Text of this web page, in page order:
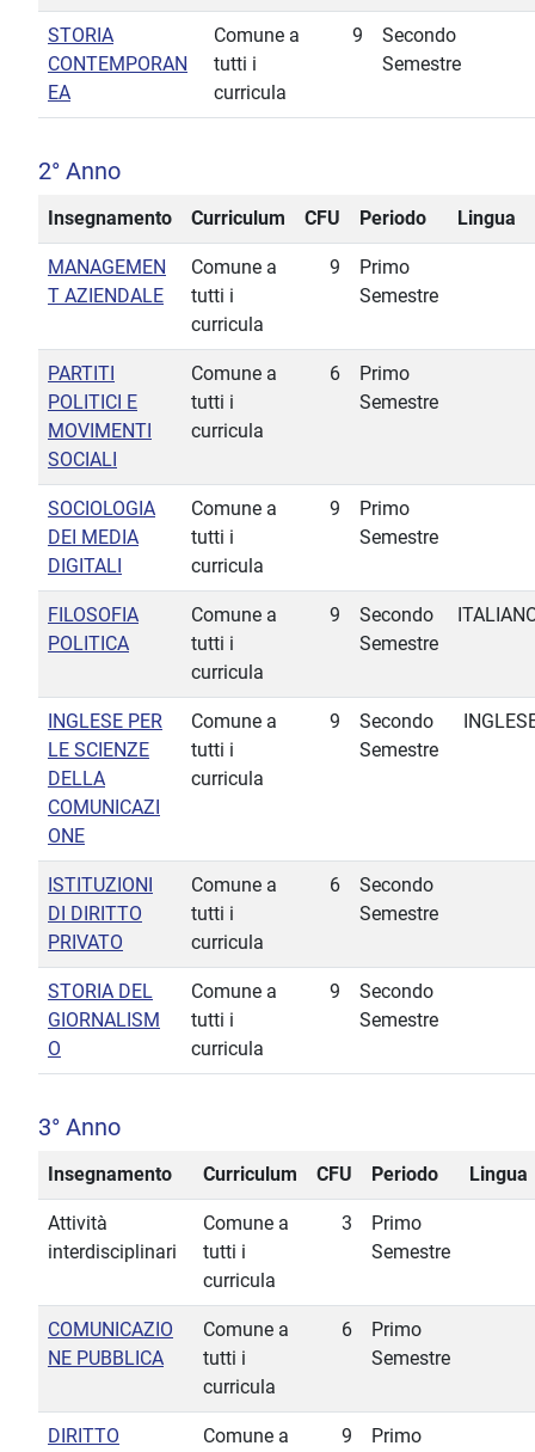
STORIA
CONTEMPORAN
EA
Comune a
tutti i
curricula
9
Secondo
Semestre
2° Anno
Insegnamento Curriculum CFU Periodo Lingua
MANAGEMEN
T AZIENDALE
Comune a
tutti i
curricula
9
Primo
Semestre
PARTITI
POLITICI E
MOVIMENTI
SOCIALI
Comune a
tutti i
curricula
6
Primo
Semestre
SOCIOLOGIA
DEI MEDIA
DIGITALI
Comune a
tutti i
curricula
9
Primo
Semestre
FILOSOFIA
POLITICA
Comune a
tutti i
curricula
9
Secondo
Semestre
INGLESE PER
LE SCIENZE
DELLA
COMUNICAZI
ONE
Comune a
tutti i
curricula
9
Secondo
Semestre
ISTITUZIONI
DI DIRITTO
PRIVATO
Comune a
tutti i
curricula
6
Secondo
Semestre
STORIA DEL
GIORNALISM
O
Comune a
tutti i
curricula
9
Secondo
Semestre
3° Anno
Insegnamento Curriculum CFU Periodo Lingua
Attività
interdisciplinari
Comune a
tutti i
curricula
3
Primo
Semestre
COMUNICAZIO
NE PUBBLICA
Comune a
tutti i
curricula
6
Primo
Semestre
DIRITTO
Comune a
9
Primo